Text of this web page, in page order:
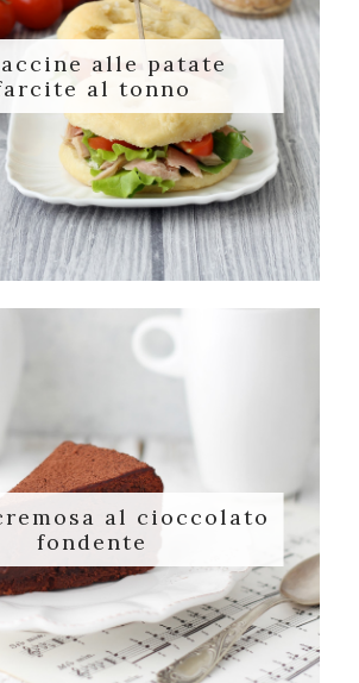
alle patate
al tonno
al cioccolato
fondente